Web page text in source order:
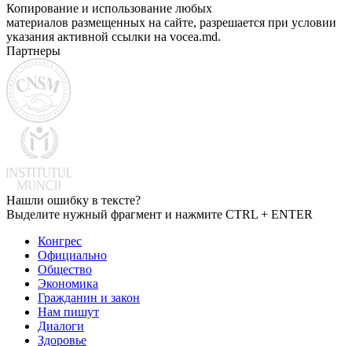
Копирование и использование любых
материалов размещенных на сайте, разрешается при условии
указания активной ссылки на vocea.md.
Партнеры
Нашли ошибку в тексте?
Выделите нужный фрагмент и нажмите CTRL + ENTER
Конгрес
Официально
Общество
Экономика
Гражданин и закон
Нам пишут
Диалоги
Здоровье